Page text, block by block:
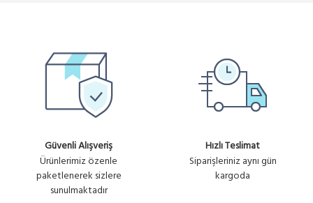
Güvenli Alışveriş
Ürünlerimiz özenle
paketlenerek sizlere
sunulmaktadır
Hızlı Teslimat
Siparişleriniz aynı gün
kargoda